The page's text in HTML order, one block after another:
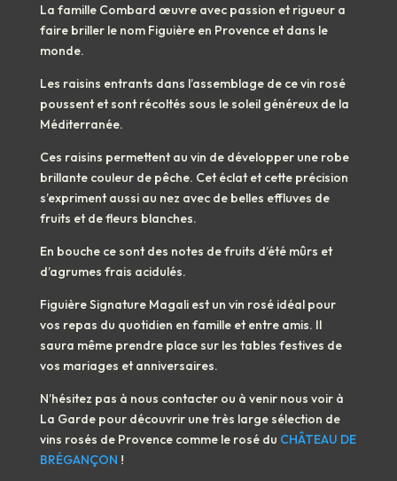
La famille Combard œuvre avec passion et rigueur a
faire briller le nom Figuière en Provence et dans le
monde.
Les raisins entrants dans l’assemblage de ce vin rosé
poussent et sont récoltés sous le soleil généreux de la
Méditerranée.
Ces raisins permettent au vin de développer une robe
brillante couleur de pêche. Cet éclat et cette précision
s’expriment aussi au nez avec de belles effluves de
fruits et de fleurs blanches.
En bouche ce sont des notes de fruits d’été mûrs et
d’agrumes frais acidulés.
Figuière Signature Magaliest un vin rosé idéal pour
vos repas du quotidien en famille et entre amis. Il
saura même prendre place sur les tables festives de
vos mariages et anniversaires.
N’hésitez pas à nous contacter ou à venir nous voir à
La Gardepour découvrir une très large sélection de
vins rosés de Provence comme le rosé du CHÂTEAU DE
BRÉGANÇON !